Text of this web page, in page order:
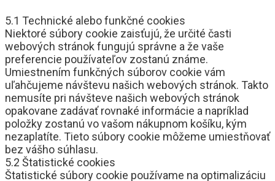
5.1 Technické alebo funkčné cookies
Niektoré súbory cookie zaisťujú, že určité časti
webových stránok fungujú správne a že vaše
preferencie používateľov zostanú známe.
Umiestnením funkčných súborov cookie vám
uľahčujeme návštevu našich webových stránok. Takto
nemusíte pri návšteve našich webových stránok
opakovane zadávať rovnaké informácie a napríklad
položky zostanú vo vašom nákupnom košíku, kým
nezaplatíte. Tieto súbory cookie môžeme umiestňovať
bez vášho súhlasu.
5.2 Štatistické cookies
Štatistické súbory cookie používame na optimalizáciu